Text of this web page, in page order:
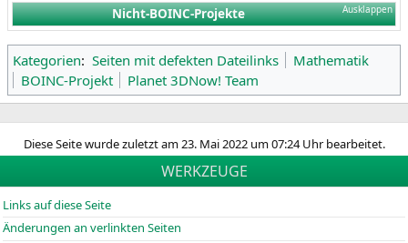
Ausklappen
Nicht-BOINC-Projekte
Kategorien: Seiten mit defekten Dateilinks
Mathematik
BOINC-Projekt
Planet 3DNow! Team
Diese Seite wurde zuletzt am 23. Mai 2022 um 07:24 Uhr bearbeitet.
WERKZEUGE
Links auf diese Seite
Änderungen an verlinkten Seiten